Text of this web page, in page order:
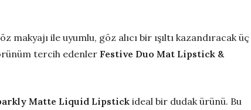
makyajı ile uyumlu, göz alıcı bir ışıltı kazandıracak üç
tercih edenler Festive Duo Mat Lipstick &
Matte Liquid Lipstickideal bir dudak ürünü. Bu